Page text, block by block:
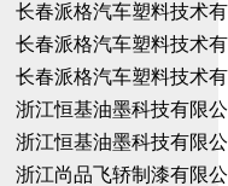
长春派格汽车塑料技术
长春派格汽车塑料技术
长春派格汽车塑料技术
浙江恒基油墨科技有限
浙江恒基油墨科技有限
浙江尚品飞轿制漆有限